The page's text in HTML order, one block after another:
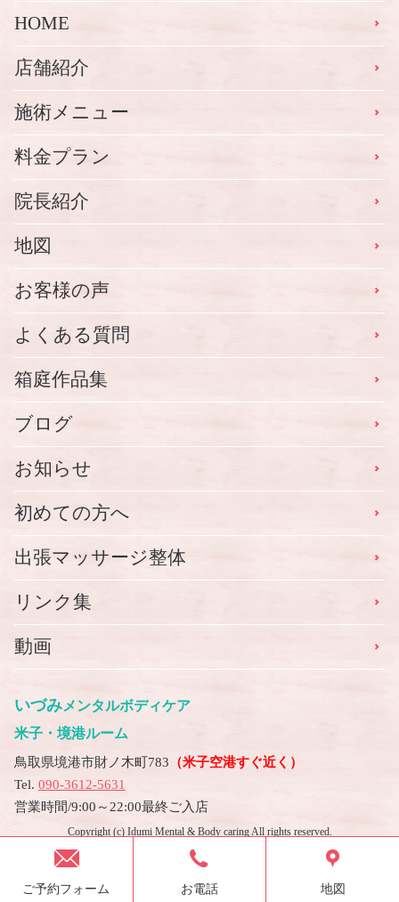
いづみメンタルボディケア
米子・境港ルーム
鳥取県境港市財ノ木町783 （米子空港すぐ近く）
Tel. 090-3612-5631
営業時間/9:00～22:00最終ご入店
HOME
店舗紹介
施術メニュー
料金プラン
院長紹介
地図
お客様の声
よくある質問
箱庭作品集
ブログ
お知らせ
初めての方へ
出張マッサージ整体
リンク集
動画
Copyright (c) Idumi Mental & Body caring All rights reserved.
ご予約フォーム お電話 地図